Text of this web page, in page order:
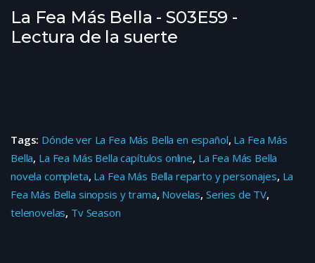
La Fea Más Bella - S03E59 -
Lectura de la suerte
Tags: Dónde ver La Fea Más Bella en español, La Fea Más
Bella, La Fea Más Bella capítulos online, La Fea Más Bella
novela completa, La Fea Más Bella reparto y personajes, La
Fea Más Bella sinopsis y trama, Novelas, Series de TV,
telenovelas, Tv Season